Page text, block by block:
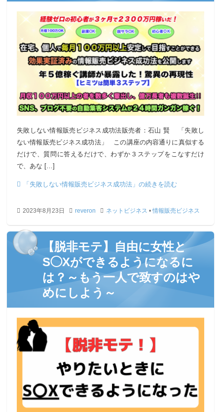
失敗しない情報販売ビジネス成功法販売者：石山 賢 「失敗し
ない情報販売ビジネス成功法」 この講座の内容通りに真似する
だけで、質問に答えるだけで、わずか３ステップをこなすだけ
で、あな […]
「失敗しない情報販売ビジネス成功法」の続きを読む
2023年8月23日 reveron ネットビジネス •情報販売ビジネス
【脱非モテ】自由に女性と
S◯Xができるようになるに
は？～もう一人で致すのはや
めにしよう～